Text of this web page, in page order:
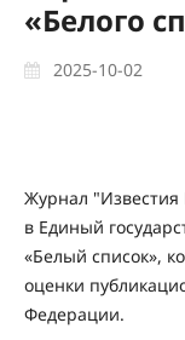
«Белого
2025-10-02
Журнал
в Единый
«Белый список»,
оценки
Федерации.